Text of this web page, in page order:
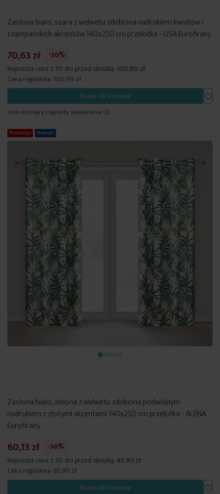
Zasłona biało, szara z welwetu zdobiona nadrukiem kwiatów i
szampańskich akcentów 140x250 cm przelotka - LISA Eurofirany
70,63 zł
-30%
Najniższa cena z 30 dni przed obniżką: 100,90 zł
Cena regularna: 100,90 zł
Dodaj do koszyka
Inne rozmiary i sposoby zawieszenia (2)
Promocja Nowość
Zasłona biało, zielona z welwetu zdobiona podwójnym
nadrukiem z złotymi akcentami 140x250 cm przelotka - ALENA
Eurofirany
60,13 zł
-30%
Najniższa cena z 30 dni przed obniżką: 85,90 zł
Cena regularna: 85,90 zł
Dodaj do koszyka